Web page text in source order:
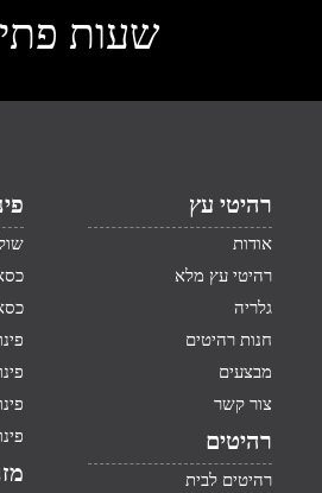
שעות
רהיטי עץ
אודות
רהיטי עץ מלא
גלריה
חנות רהיטים
מבצעים
צור קשר
רהיטים
רהיטים לבית